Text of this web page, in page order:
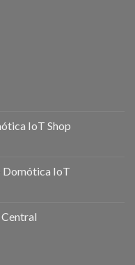
IoT Shop
Domótica IoT